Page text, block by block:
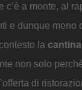
c’è a monte, al
e dunque meno
la
non solo
di